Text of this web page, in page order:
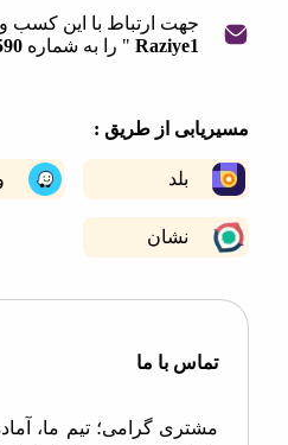
جهت ارتباط با این کسب و کار
Raziye1
" را به شماره 10008590
از طریق :
ویز
نشان
با ما
گرامی؛ تیم ما، آماده شنیدن